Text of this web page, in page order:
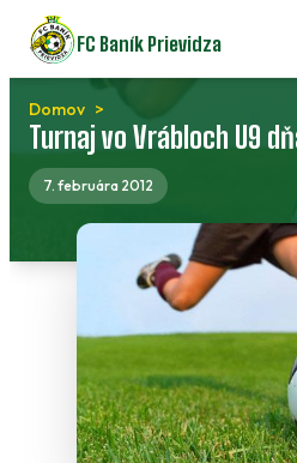
Preskočiť
na
obsah
FC Baník Prievidza
Domov
Turnaj vo Vrábloch U9
7. februára 2012